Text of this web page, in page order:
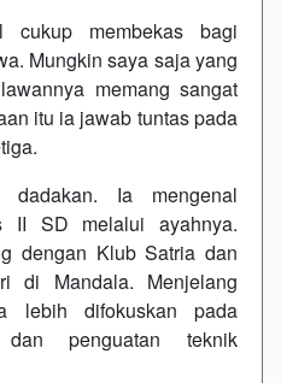
cukup membekas bagi
Mungkin saya saja yang
memang sangat
itu ia jawab tuntas pada
Ia mengenal
II SD melalui ayahnya.
dengan Klub Satria dan
di Mandala. Menjelang
lebih difokuskan pada
dan penguatan teknik